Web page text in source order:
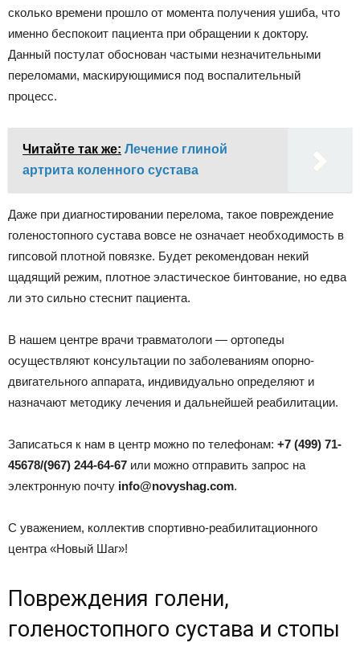
сколько времени прошло от момента получения ушиба, что
именно беспокоит пациента при обращении к доктору.
Данный постулат обоснован частыми незначительными
переломами, маскирующимися под воспалительный
процесс.
Читайте так же: Лечение глиной
артрита коленного сустава
Даже при диагностировании перелома, такое повреждение
голеностопного сустава вовсе не означает необходимость в
гипсовой плотной повязке. Будет рекомендован некий
щадящий режим, плотное эластическое бинтование, но едва
ли это сильно стеснит пациента.
В нашем центре врачи травматологи — ортопеды
осуществляют консультации по заболеваниям опорно-
двигательного аппарата, индивидуально определяют и
назначают методику лечения и дальнейшей реабилитации.
Записаться к нам в центр можно по телефонам: +7 (499) 71-
45678/(967) 244-64-67 или можно отправить запрос на
электронную почту info@novyshag.com.
С уважением, коллектив спортивно-реабилитационного
центра «Новый Шаг»!
Повреждения голени,
голеностопного сустава и стопы